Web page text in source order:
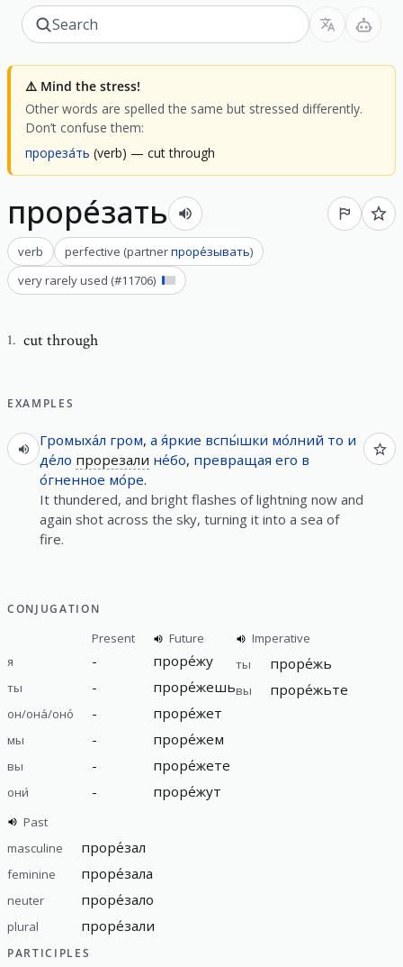
⚠️ Mind the stress!
Other words are spelled the same but stressed differently.
Don’t confuse them:
прореза́ть (verb) — cut through
проре́зать
verb perfective (partnerпроре́зывать)
very rarely used (#11706)
1. cut through
EXAMPLES
Громыха́л гром, а я́ркие вспы́шки мо́лний то и
де́ло прорезали не́бо, превращая его в
о́гненное мо́ре.
It thundered, and bright flashes of lightning now and
again shot across the sky, turning it into a sea of
fire.
CONJUGATION
Present
Future
я
- проре́жу
ты - проре́жешь
он/она́/оно́ - проре́жет
мы - проре́жем
вы - проре́жете
они́ - проре́жут
Imperative
ты
проре́жь
вы проре́жьте
Past
masculine
проре́зал
feminine проре́зала
neuter проре́зало
plural проре́зали
PARTICIPLES